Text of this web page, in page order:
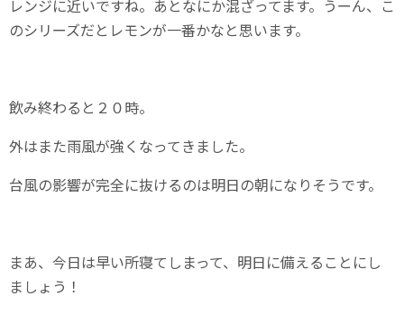
レンジに近いですね。あとなにか混ざってます。うーん、こ
のシリーズだとレモンが一番かなと思います。
飲み終わると２０時。
外はまた雨風が強くなってきました。
台風の影響が完全に抜けるのは明日の朝になりそうです。
まあ、今日は早い所寝てしまって、明日に備えることにし
ましょう！